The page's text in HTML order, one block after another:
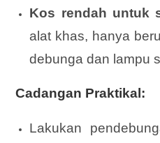
Kos rendah untuk
alat khas, hanya
debunga dan lampu
Cadangan Praktikal:
Lakukan